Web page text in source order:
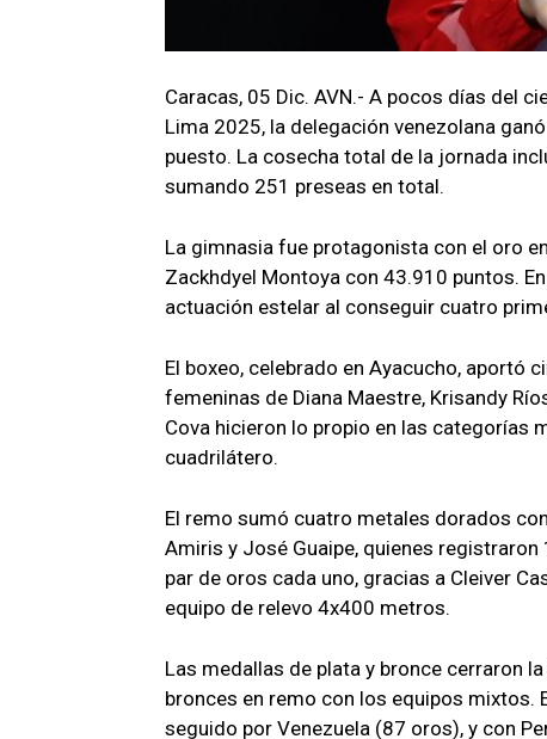
Caracas, 05 Dic. AVN.- A pocos días del
Lima 2025, la delegación venezolana
puesto. La cosecha total de la jornada
sumando 251 preseas en total.
La gimnasia fue protagonista con el oro
Zackhdyel Montoya con 43.910 puntos.
actuación estelar al conseguir cuatro
El boxeo, celebrado en Ayacucho, aportó
femeninas de Diana Maestre, Krisandy
Cova hicieron lo propio en las categorías
cuadrilátero.
El remo sumó cuatro metales dorados
Amiris y José Guaipe, quienes
par de oros cada uno, gracias a Cleiver
equipo de relevo 4x400 metros.
Las medallas de plata y bronce cerraron
bronces en remo con los equipos
seguido por Venezuela (87 oros), y con